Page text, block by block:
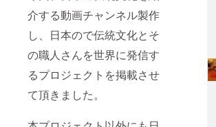
介する動画チャンネル製作
し、日本ので伝統文化とそ
の職人さんを世界に発信す
るプロジェクトを掲載させ
て頂きました。